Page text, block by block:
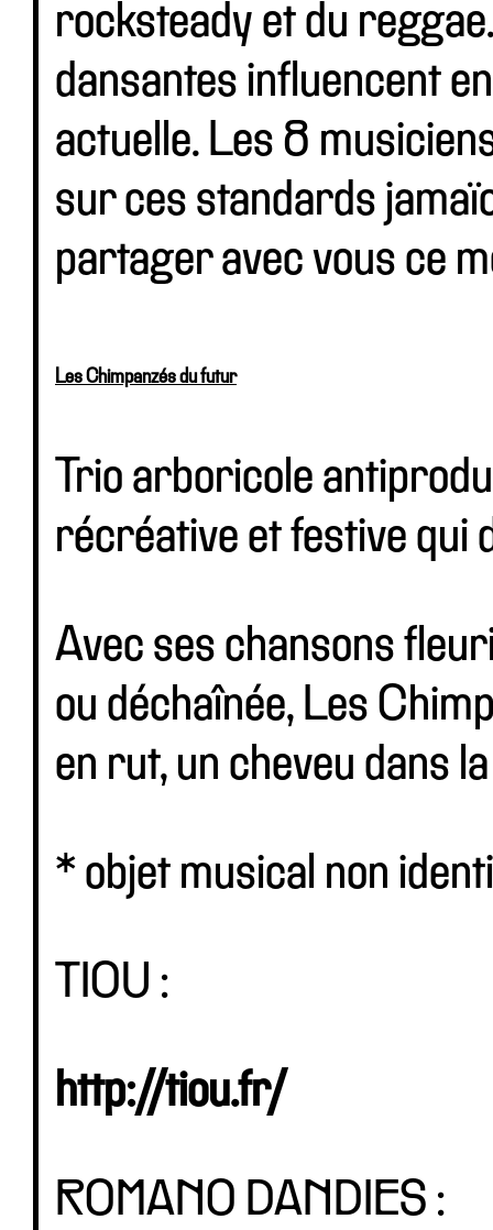
rocksteady et du
dansantes influencent
actuelle. Les 8
sur ces standards
partager avec vous ce
Les Chimpanzés du futur
Trio arboricole
récréative et festive qui
Avec ses chansons
ou déchaînée, Les
en rut, un cheveu dans
* objet musical non
TIOU :
http://tiou.fr/
ROMANO DANDIES :